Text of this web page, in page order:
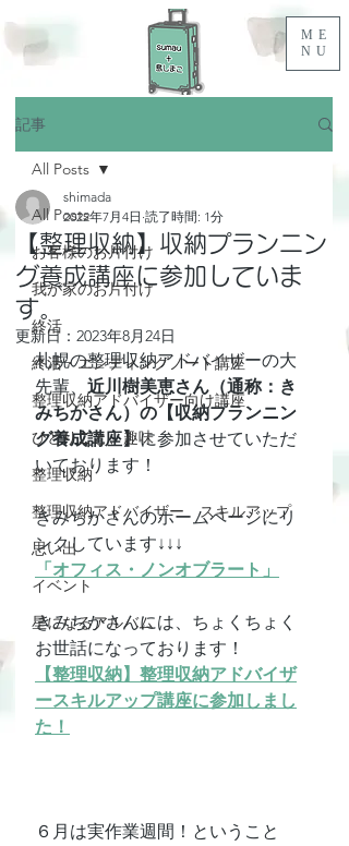
ME
NU
記事
All Posts
お客様のお片付け
我が家のお片付け
終活
終活・エンディングノート講座
整理収納アドバイザー向け講座
ひとりごと、趣味
整理収納
整理収納アドバイザー スキルアップ
思い出
イベント
星になるアルバム
All Posts
【整理収納】収納プランニン
グ養成講座に参加していま
す。
shimada
2022年7月4日 読了時間: 1分
更新日： 2023年8月24日
札幌の整理収納アドバイザーの大
先輩、 近川樹美恵さん（通称：き
みちかさん）の【収納プランニン
グ養成講座】に参加させていただ
いております！
きみちかさんのホームページにリ
ンクしています↓↓↓
「オフィス・ノンオブラート」
きみちかさんには、ちょくちょく
お世話になっております！
【整理収納】整理収納アドバイザ
ースキルアップ講座に参加しまし
た！
６月は実作業週間！ということ